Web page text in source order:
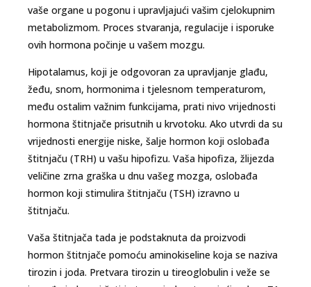
vaše organe u pogonu i upravljajući vašim cjelokupnim
metabolizmom. Proces stvaranja, regulacije i isporuke
ovih hormona počinje u vašem mozgu.
Hipotalamus, koji je odgovoran za upravljanje glađu,
žeđu, snom, hormonima i tjelesnom temperaturom,
među ostalim važnim funkcijama, prati nivo vrijednosti
hormona štitnjače prisutnih u krvotoku. Ako utvrdi da su
vrijednosti energije niske, šalje hormon koji oslobađa
štitnjaču (TRH) u vašu hipofizu. Vaša hipofiza, žlijezda
veličine zrna graška u dnu vašeg mozga, oslobađa
hormon koji stimulira štitnjaču (TSH) izravno u
štitnjaču.
Vaša štitnjača tada je podstaknuta da proizvodi
hormon štitnjače pomoću aminokiseline koja se naziva
tirozin i joda. Pretvara tirozin u tireoglobulin i veže se